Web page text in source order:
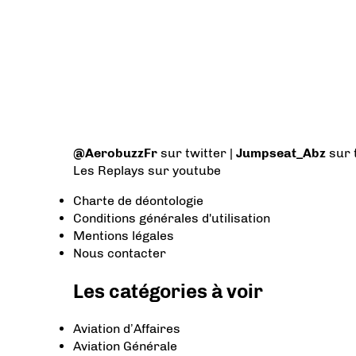
@AerobuzzFr sur twitter | Jumpseat_Abz sur
Les Replays sur youtube
Charte de déontologie
Conditions générales d'utilisation
Mentions légales
Nous contacter
Les catégories à voir
Aviation d’Affaires
Aviation Générale